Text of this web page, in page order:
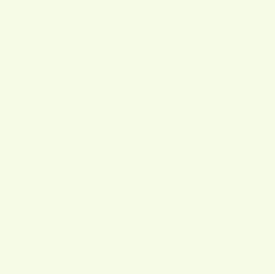
baleinen, verstelbare
het doel van de ondersteuning.
of ernstige artrose, kan een rugbrace